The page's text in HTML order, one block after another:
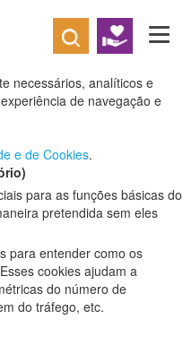
de cookies
necessários, analíticos e
de navegação e
e de Cookies.
para as funções básicas do
pretendida sem eles
para entender como os
cookies ajudam a
do número de
do tráfego, etc.